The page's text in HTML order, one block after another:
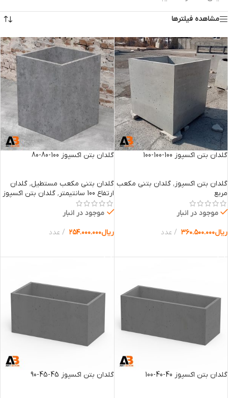
مشاهده فیلترها
گلدان بتن اکسپوز 100-100-100
گلدان بتن اکسپوز , گلدان بتنی مکعب
مربع
موجود در انبار
ریال۳۶۰.۵۰۰.۰۰۰ عدد
گلدان بتن اکسپوز 100-80-80
گلدان بتنی مکعب مستطیل, گلدان
ارتفاع 100 سانتیمتر
, گلدان بتن اکسپوز
موجود در انبار
ریال۲۵۴.۰۰۰.۰۰۰ عدد
گلدان بتن اکسپوز 40-40-100 گلدان بتن اکسپوز 45-45-90